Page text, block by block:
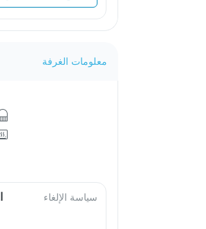
معلومات الغرفة
سياسة الإلغاء